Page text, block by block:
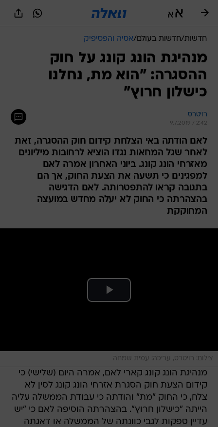
חדשות/חדשות בעולם /אסיה והפסיפיק
מנהיגת הונג קונג על חוק
ההסגרה: "הוא מת, נחלנו
כישלון חרוץ"
רויטרס
9.7.2019 / 2:42
לאם הודתה באי הצלחת קידום חוק ההסגרה, זאת
לאחר שגל המחאות נגדו הוציא לרחובות מיליונים
מאזרחי הונג קונג. ביוני האחרון אמרה לאם
למפגינים כי תשעה את הצעת החוק, אך הם
בתגובה קראו להתפטרותה. לאם הדגישה
בהצהרתה כי החוק לא יעלה מחדש במועצה
המחוקקת
צילום: רויטרס, עריכה: עמית שמחה
מנהיגת הונג קונג קארי לאם, אמרה היום (שלישי) כי
קידום הצעת חוק הסגרת אזרחי הונג קונג לסין לא
צלח, כי החוק "מת" והודתה כי עבודת הממשלה עליה
הייתה "כישלון חרוץ". בהצהרתה הוסיפה לאם כי "יש
עדיין ספקות לגבי כוונתה של הממשלה או דאגתה